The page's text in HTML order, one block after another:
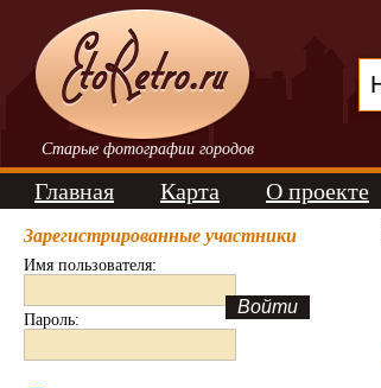
Старые фотографии городов
Главная Карта О проекте
Зарегистрированные участники
Имя пользователя:
Пароль: